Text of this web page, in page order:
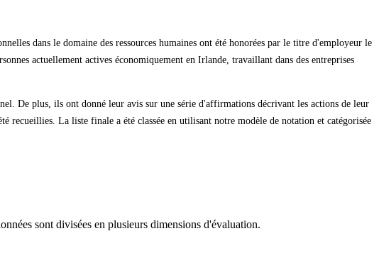
dans le domaine des ressources humaines ont été honorées par le titre d'employeur le
actuellement actives économiquement en Irlande, travaillant dans des entreprises
De plus, ils ont donné leur avis sur une série d'affirmations décrivant les actions de leur
recueillies. La liste finale a été classée en utilisant notre modèle de notation et catégorisée
sont divisées en plusieurs dimensions d'évaluation.